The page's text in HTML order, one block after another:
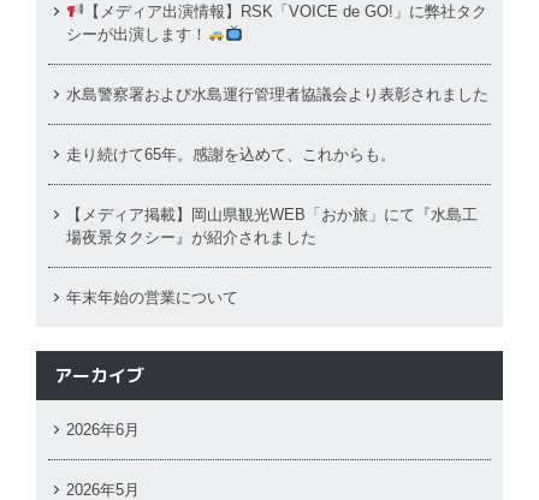
【メディア出演情報】RSK「VOICE de GO!」に弊社タク
シーが出演します！
水島警察署および水島運行管理者協議会より表彰されました
走り続けて65年。感謝を込めて、これからも。
【メディア掲載】岡山県観光WEB「おか旅」にて『水島工
場夜景タクシー』が紹介されました
年末年始の営業について
アーカイブ
2026年6月
2026年5月